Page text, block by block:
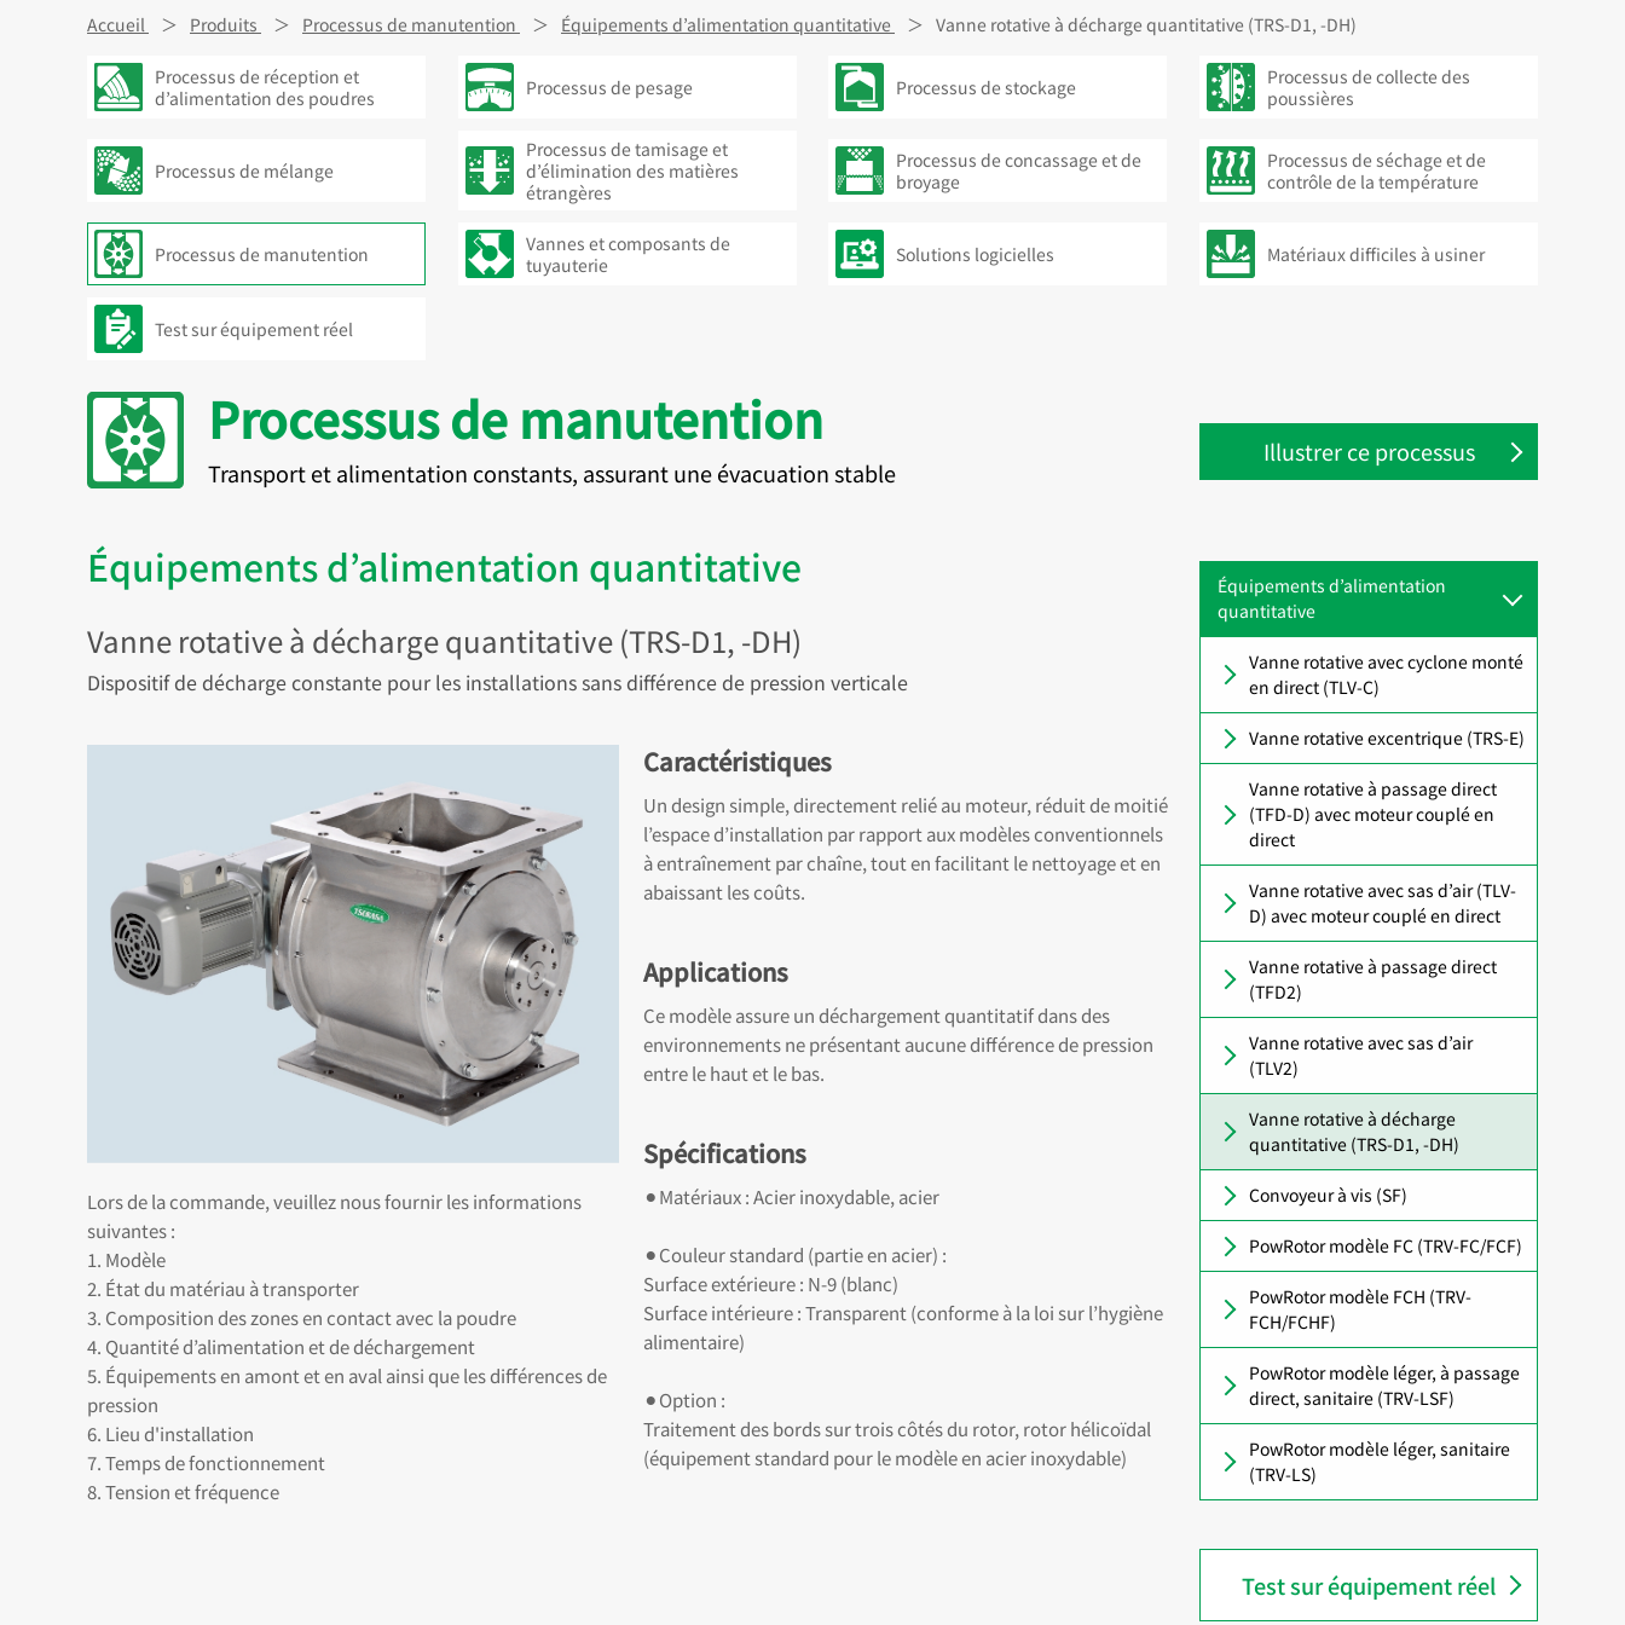
Accueil Produits Processus de manutention Équipements d’alimentation quantitative Vanne rotative à décharge quantitative (TRS-D1, -DH)
Processus de réception et
d’alimentation des poudres
Processus de pesage Processus de stockage
Processus de collecte des
poussières
Processus de mélange
Processus de tamisage et
d’élimination des matières
étrangères
Processus de concassage et de
broyage
Processus de séchage et de
contrôle de la température
Processus de manutention
Vannes et composants de
tuyauterie
Solutions logicielles Matériaux difficiles à usiner
Test sur équipement réel
Processus de manutention
Transport et alimentation constants, assurant une évacuation stable
Illustrer ce processus
Équipements d’alimentation quantitative
Vanne rotative à décharge quantitative (TRS-D1, -DH)
Dispositif de décharge constante pour les installations sans différence de pression verticale
Lors de la commande, veuillez nous fournir les informations
suivantes :
1. Modèle
2. État du matériau à transporter
3. Composition des zones en contact avec la poudre
4. Quantité d’alimentation et de déchargement
5. Équipements en amont et en aval ainsi que les différences de
pression
6. Lieu d'installation
7. Temps de fonctionnement
8. Tension et fréquence
Caractéristiques
Un design simple, directement relié au moteur, réduit de moitié
l’espace d’installation par rapport aux modèles conventionnels
à entraînement par chaîne, tout en facilitant le nettoyage et en
abaissant les coûts.
Applications
Ce modèle assure un déchargement quantitatif dans des
environnements ne présentant aucune différence de pression
entre le haut et le bas.
Spécifications
⚫︎Matériaux : Acier inoxydable, acier
⚫︎Couleur standard (partie en acier) :
Surface extérieure : N-9 (blanc)
Surface intérieure : Transparent (conforme à la loi sur l’hygiène
alimentaire)
⚫︎Option :
Traitement des bords sur trois côtés du rotor, rotor hélicoïdal
(équipement standard pour le modèle en acier inoxydable)
Équipements d’alimentation
quantitative
Vanne rotative avec cyclone monté
en direct (TLV-C)
Vanne rotative excentrique (TRS-E)
Vanne rotative à passage direct
(TFD-D) avec moteur couplé en
direct
Vanne rotative avec sas d’air (TLV-
D) avec moteur couplé en direct
Vanne rotative à passage direct
(TFD2)
Vanne rotative avec sas d’air
(TLV2)
Vanne rotative à décharge
quantitative (TRS-D1, -DH)
Convoyeur à vis (SF)
PowRotor modèle FC (TRV-FC/FCF)
PowRotor modèle FCH (TRV-
FCH/FCHF)
PowRotor modèle léger, à passage
direct, sanitaire (TRV-LSF)
PowRotor modèle léger, sanitaire
(TRV-LS)
Test sur équipement réel